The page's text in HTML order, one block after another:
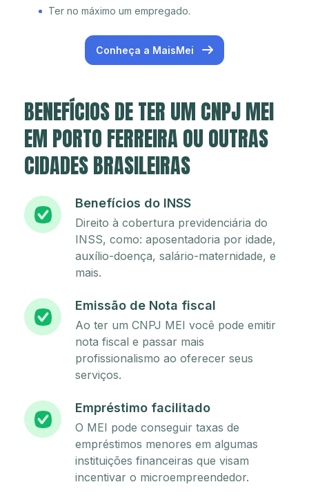
Ter no máximo um empregado.
Conheça a MaisMei
BENEFÍCIOS DE TER UM CNPJ MEI
EM PORTO FERREIRA OU OUTRAS
CIDADES BRASILEIRAS
Benefícios do INSS
Direito à cobertura previdenciária do
INSS, como: aposentadoria por idade,
auxílio-doença, salário-maternidade, e
mais.
Emissão de Nota fiscal
Ao ter um CNPJ MEI você pode emitir
nota fiscal e passar mais
profissionalismo ao oferecer seus
serviços.
Empréstimo facilitado
O MEI pode conseguir taxas de
empréstimos menores em algumas
instituições financeiras que visam
incentivar o microempreendedor.